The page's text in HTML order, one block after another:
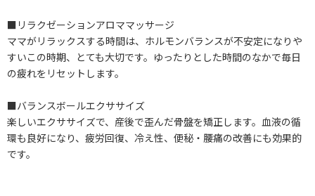
■リラクゼーションアロママッサージ
ママがリラックスする時間は、ホルモンバランスが不安定になりや
すいこの時期、とても大切です。ゆったりとした時間のなかで毎日
の疲れをリセットします。
■バランスボールエクササイズ
楽しいエクササイズで、産後で歪んだ骨盤を矯正します。血液の循
環も良好になり、疲労回復、冷え性、便秘・腰痛の改善にも効果的
です。